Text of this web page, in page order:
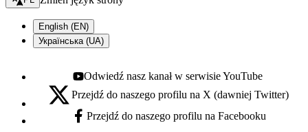
English (EN)
Українська (UA)
Youtube - otwiera się w nowej karcie
Odwiedź nasz kanał w serwisie YouTube
X - otwiera się w nowej karcie
Przejdź do naszego profilu na X (dawniej Twitter)
Facebook - otwiera się w nowej karcie
Przejdź do naszego profilu na Facebooku